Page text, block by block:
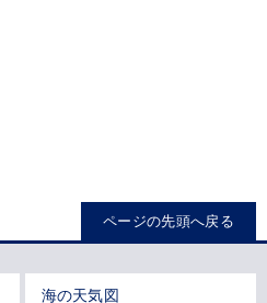
ページの先頭へ戻る
海の天気図